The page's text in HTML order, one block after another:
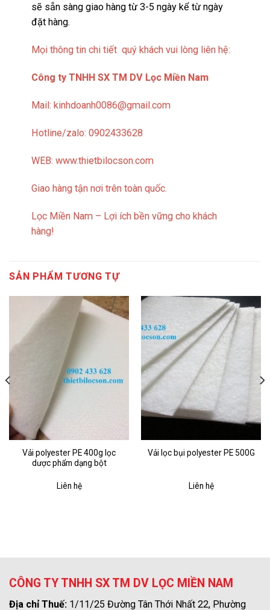
sẽ sẵn sàng giao hàng từ 3-5 ngày kể từ ngày
đặt hàng.
Mọi thông tin chi tiết quý khách vui lòng liên hệ:
Công ty TNHH SX TM DV Lọc Miền Nam
Mail: kinhdoanh0086@gmail.com
Hotline/zalo: 0902433628
WEB: www.thietbilocson.com
Giao hàng tận nơi trên toàn quốc.
Lọc Miền Nam – Lợi ích bền vững cho khách
hàng!
SẢN PHẨM TƯƠNG TỰ
Vải polyester PE 400g lọc
dược phẩm dạng bột
Liên hệ
Vải lọc bụi polyester PE 500G
Liên hệ
CÔNG TY TNHH SX TM DV LỌC MIỀN NAM
Địa chỉ Thuế: 1/11/25 Đường Tân Thới Nhất 22, Phường